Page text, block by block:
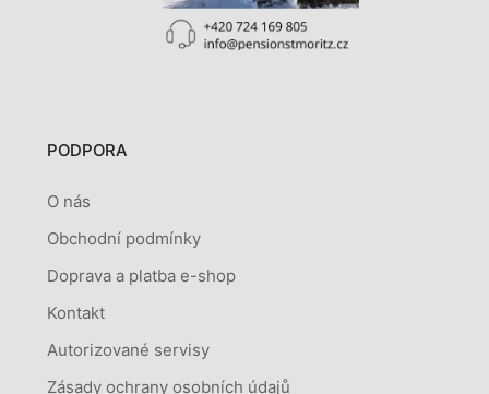
PODPORA
O nás
Obchodní podmínky
Doprava a platba e-shop
Kontakt
Autorizované servisy
Zásady ochrany osobních údajů